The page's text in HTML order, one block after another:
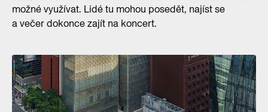
možné využívat. Lidé tu mohou posedět, najíst se
a večer dokonce zajít na koncert.